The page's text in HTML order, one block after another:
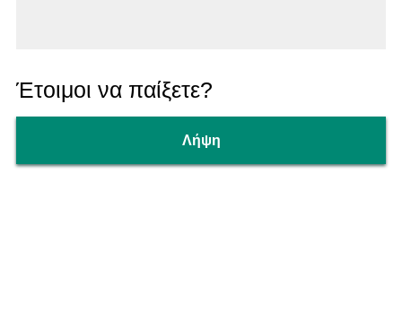
Έτοιμοι να παίξετε?
Λήψη